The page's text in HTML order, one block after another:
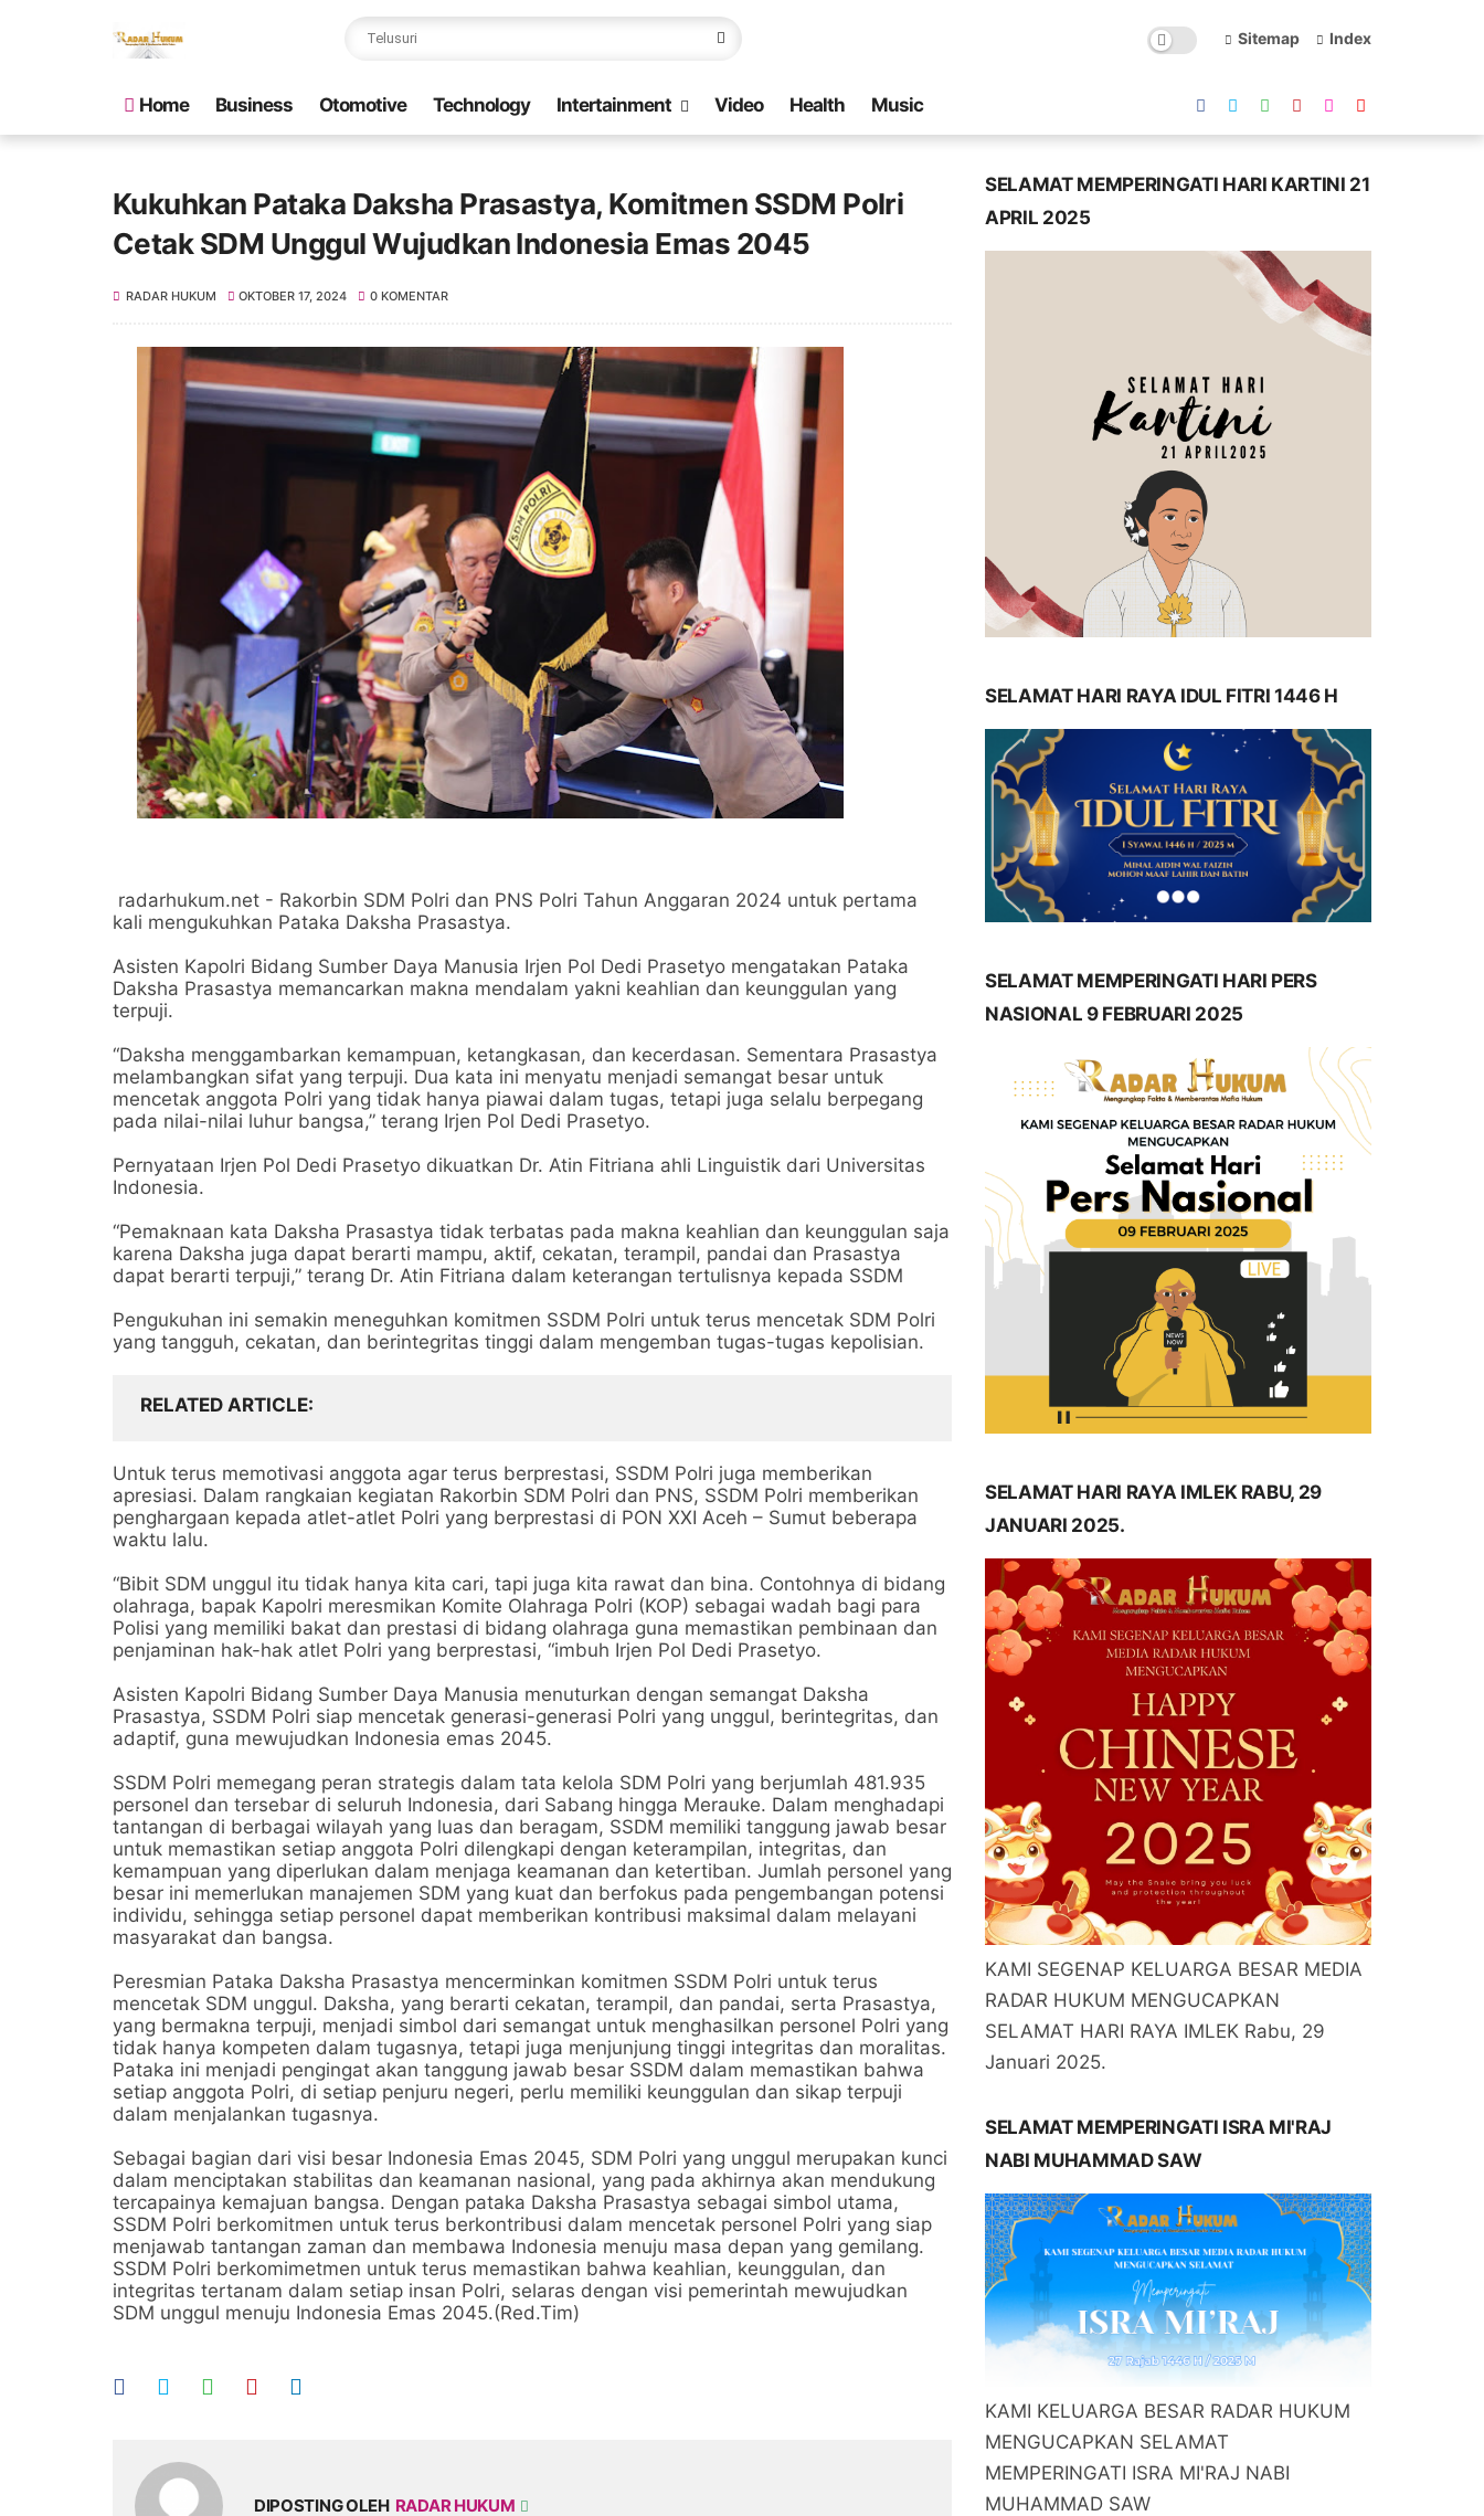
Sitemap Index
Home Business Otomotive Technology Intertainment Video Health Music
Kukuhkan Pataka Daksha Prasastya, Komitmen SSDM Polri
Cetak SDM Unggul Wujudkan Indonesia Emas 2045
RADAR HUKUM OKTOBER 17, 2024 0 KOMENTAR
radarhukum.net - Rakorbin SDM Polri dan PNS Polri Tahun Anggaran 2024 untuk pertama
kali mengukuhkan Pataka Daksha Prasastya.
Asisten Kapolri Bidang Sumber Daya Manusia Irjen Pol Dedi Prasetyo mengatakan Pataka
Daksha Prasastya memancarkan makna mendalam yakni keahlian dan keunggulan yang
terpuji.
“Daksha menggambarkan kemampuan, ketangkasan, dan kecerdasan. Sementara Prasastya
melambangkan sifat yang terpuji. Dua kata ini menyatu menjadi semangat besar untuk
mencetak anggota Polri yang tidak hanya piawai dalam tugas, tetapi juga selalu berpegang
pada nilai-nilai luhur bangsa,” terang Irjen Pol Dedi Prasetyo.
Pernyataan Irjen Pol Dedi Prasetyo dikuatkan Dr. Atin Fitriana ahli Linguistik dari Universitas
Indonesia.
“Pemaknaan kata Daksha Prasastya tidak terbatas pada makna keahlian dan keunggulan saja
karena Daksha juga dapat berarti mampu, aktif, cekatan, terampil, pandai dan Prasastya
dapat berarti terpuji,” terang Dr. Atin Fitriana dalam keterangan tertulisnya kepada SSDM
Pengukuhan ini semakin meneguhkan komitmen SSDM Polri untuk terus mencetak SDM Polri
yang tangguh, cekatan, dan berintegritas tinggi dalam mengemban tugas-tugas kepolisian.
RELATED ARTICLE
Untuk terus memotivasi anggota agar terus berprestasi, SSDM Polri juga memberikan
apresiasi. Dalam rangkaian kegiatan Rakorbin SDM Polri dan PNS, SSDM Polri memberikan
penghargaan kepada atlet-atlet Polri yang berprestasi di PON XXI Aceh – Sumut beberapa
waktu lalu.
“Bibit SDM unggul itu tidak hanya kita cari, tapi juga kita rawat dan bina. Contohnya di bidang
olahraga, bapak Kapolri meresmikan Komite Olahraga Polri (KOP) sebagai wadah bagi para
Polisi yang memiliki bakat dan prestasi di bidang olahraga guna memastikan pembinaan dan
penjaminan hak-hak atlet Polri yang berprestasi, “imbuh Irjen Pol Dedi Prasetyo.
Asisten Kapolri Bidang Sumber Daya Manusia menuturkan dengan semangat Daksha
Prasastya, SSDM Polri siap mencetak generasi-generasi Polri yang unggul, berintegritas, dan
adaptif, guna mewujudkan Indonesia emas 2045.
SSDM Polri memegang peran strategis dalam tata kelola SDM Polri yang berjumlah 481.935
personel dan tersebar di seluruh Indonesia, dari Sabang hingga Merauke. Dalam menghadapi
tantangan di berbagai wilayah yang luas dan beragam, SSDM memiliki tanggung jawab besar
untuk memastikan setiap anggota Polri dilengkapi dengan keterampilan, integritas, dan
kemampuan yang diperlukan dalam menjaga keamanan dan ketertiban. Jumlah personel yang
besar ini memerlukan manajemen SDM yang kuat dan berfokus pada pengembangan potensi
individu, sehingga setiap personel dapat memberikan kontribusi maksimal dalam melayani
masyarakat dan bangsa.
Peresmian Pataka Daksha Prasastya mencerminkan komitmen SSDM Polri untuk terus
mencetak SDM unggul. Daksha, yang berarti cekatan, terampil, dan pandai, serta Prasastya,
yang bermakna terpuji, menjadi simbol dari semangat untuk menghasilkan personel Polri yang
tidak hanya kompeten dalam tugasnya, tetapi juga menjunjung tinggi integritas dan moralitas.
Pataka ini menjadi pengingat akan tanggung jawab besar SSDM dalam memastikan bahwa
setiap anggota Polri, di setiap penjuru negeri, perlu memiliki keunggulan dan sikap terpuji
dalam menjalankan tugasnya.
Sebagai bagian dari visi besar Indonesia Emas 2045, SDM Polri yang unggul merupakan kunci
dalam menciptakan stabilitas dan keamanan nasional, yang pada akhirnya akan mendukung
tercapainya kemajuan bangsa. Dengan pataka Daksha Prasastya sebagai simbol utama,
SSDM Polri berkomitmen untuk terus berkontribusi dalam mencetak personel Polri yang siap
menjawab tantangan zaman dan membawa Indonesia menuju masa depan yang gemilang.
SSDM Polri berkomimetmen untuk terus memastikan bahwa keahlian, keunggulan, dan
integritas tertanam dalam setiap insan Polri, selaras dengan visi pemerintah mewujudkan
SDM unggul menuju Indonesia Emas 2045.(Red.Tim)
DIPOSTING OLEH RADAR HUKUM
SELAMAT MEMPERINGATI HARI KARTINI 21
APRIL 2025
SELAMAT HARI RAYA IDUL FITRI 1446 H
SELAMAT MEMPERINGATI HARI PERS
NASIONAL 9 FEBRUARI 2025
SELAMAT HARI RAYA IMLEK RABU, 29
JANUARI 2025.
KAMI SEGENAP KELUARGA BESAR MEDIA
RADAR HUKUM MENGUCAPKAN
SELAMAT HARI RAYA IMLEK Rabu, 29
Januari 2025.
SELAMAT MEMPERINGATI ISRA MI'RAJ
NABI MUHAMMAD SAW
KAMI KELUARGA BESAR RADAR HUKUM
MENGUCAPKAN SELAMAT
MEMPERINGATI ISRA MI'RAJ NABI
MUHAMMAD SAW